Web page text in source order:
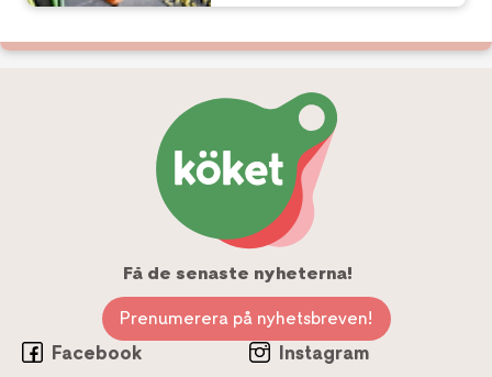
Få de senaste nyheterna!
Prenumerera på nyhetsbreven!
Facebook
Instagram